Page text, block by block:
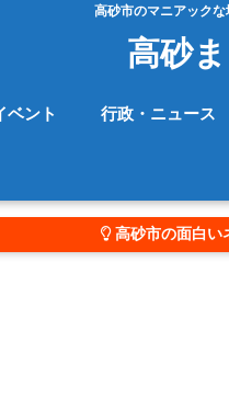
高砂市のマニアックな
高砂
ベント 行政・ニュース
高砂市の面白い